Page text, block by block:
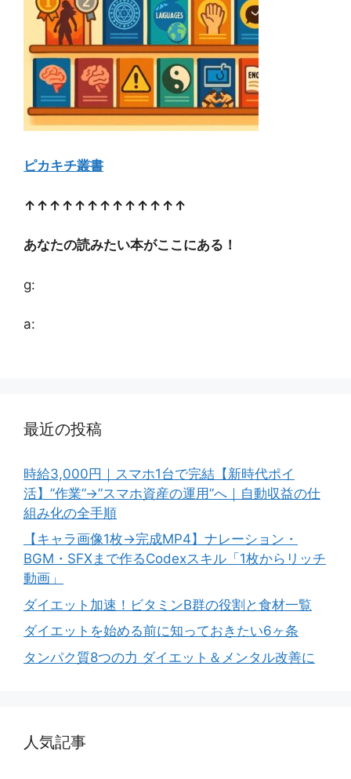
ピカキチ叢書
↑↑↑↑↑↑↑↑↑↑↑↑↑
あなたの読みたい本がここにある！
g:
a:
最近の投稿
時給3,000円｜スマホ1台で完結【新時代ポイ
活】”作業”→”スマホ資産の運用”へ｜自動収益の仕
組み化の全手順
【キャラ画像1枚→完成MP4】ナレーション・
BGM・SFXまで作るCodexスキル「1枚からリッチ
動画」
ダイエット加速！ビタミンB群の役割と食材一覧
ダイエットを始める前に知っておきたい6ヶ条
タンパク質8つの力 ダイエット＆メンタル改善に
人気記事